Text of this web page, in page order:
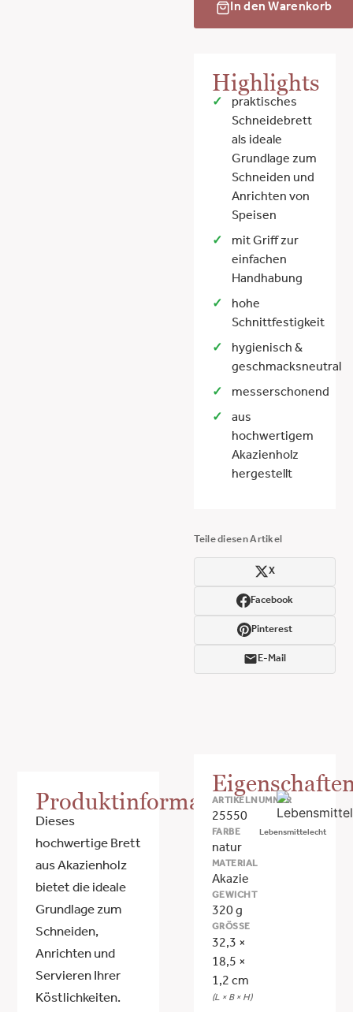
In den Warenkorb
Highlights
praktisches
Schneidebrett
als ideale
Grundlage zum
Schneiden und
Anrichten von
Speisen
mit Griff zur
einfachen
Handhabung
hohe
Schnittfestigkeit
hygienisch &
geschmacksneutral
messerschonend
aus
hochwertigem
Akazienholz
hergestellt
Teile diesen Artikel
X
Facebook
Pinterest
E-Mail
Produktinformationen
Dieses
hochwertige Brett
aus Akazienholz
bietet die ideale
Grundlage zum
Schneiden,
Anrichten und
Servieren Ihrer
Köstlichkeiten.
ARTIKELNUMMER
25550
FARBE
natur
MATERIAL
Akazie
GEWICHT
320 g
GRÖSSE
32,3 ×
18,5 ×
1,2 cm
(L × B × H)
Lebensmittelecht